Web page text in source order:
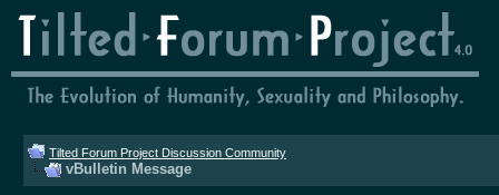
Tilted Forum Project Discussion Community
vBulletin Message